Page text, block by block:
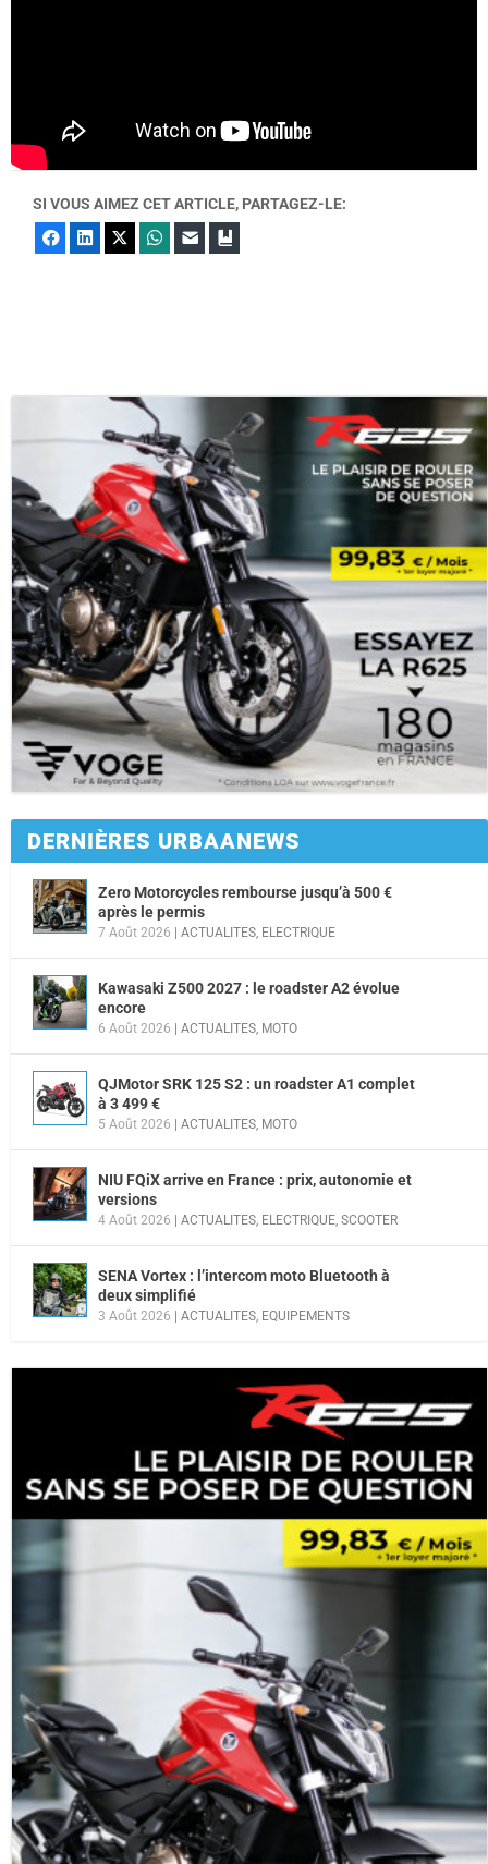
SI VOUS AIMEZ CET ARTICLE, PARTAGEZ-LE:
FacebookLinkedIn WhatsApp
E-mail
DERNIÈRES URBAANEWS
Zero Motorcycles rembourse jusqu’à 500 €
après le permis
7 Août 2026 ACTUALITES, ELECTRIQUE
Kawasaki Z500 2027 : le roadster A2 évolue
encore
6 Août 2026 ACTUALITES, MOTO
QJMotor SRK 125 S2 : un roadster A1 complet
à 3 499 €
5 Août 2026 ACTUALITES, MOTO
NIU FQiX arrive en France : prix, autonomie et
versions
4 Août 2026 ACTUALITES, ELECTRIQUE, SCOOTER
SENA Vortex : l’intercom moto Bluetooth à
deux simplifié
3 Août 2026 ACTUALITES, EQUIPEMENTS